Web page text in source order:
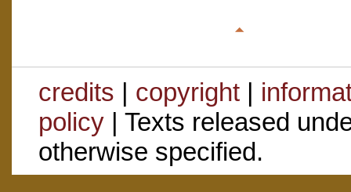
credits | copyright|
policy| Texts released
otherwise specified.